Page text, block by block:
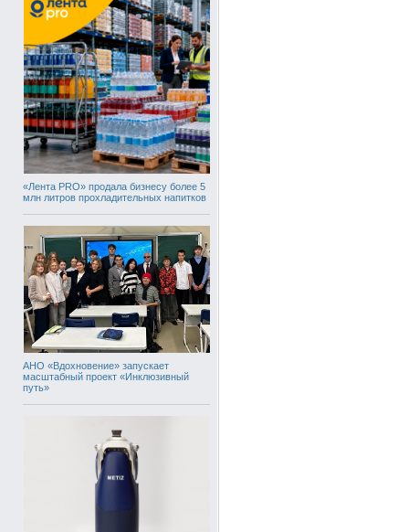
«Лента PRO» продала бизнесу более 5
млн литров прохладительных напитков
АНО «Вдохновение» запускает
масштабный проект «Инклюзивный
путь»